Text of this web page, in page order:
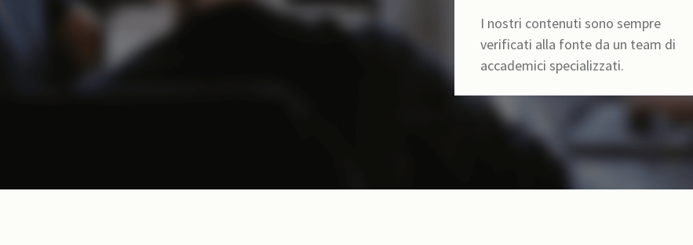
I nostri contenuti sono sempre
verificati alla fonte da un team di
accademici specializzati.